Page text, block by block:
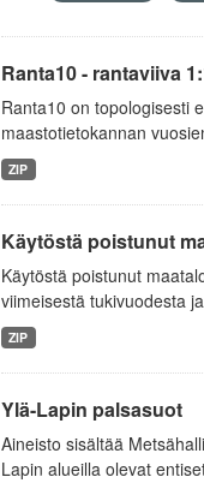
Ranta10 - rantaviiva
Ranta10 on topologisesti
maastotietokannan
ZIP
Käytöstä poistunut
Käytöstä poistunut
viimeisestä tukivuodesta
ZIP
Ylä-Lapin palsasuot
Aineisto sisältää
Lapin alueilla olevat